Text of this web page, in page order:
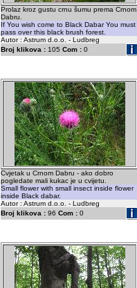
Prolaz kroz gustu crnu šumu prema Crnom
Dabru.
If You wish come to Black Dabar You must
pass over this black brush forest.
Autor : Astrum d.o.o. - Ludbreg
Broj klikova : 105 Com : 0
Cvjetak u Crnom Dabru - ako dobro
pogledate mali kukac je u cvijetu.
Small flower with small insect inside flower
inside Black dabar.
Autor : Astrum d.o.o. - Ludbreg
Broj klikova : 96 Com : 0